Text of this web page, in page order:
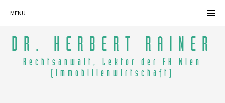
MENU
DR. HERBERT RAINER
Rechtsanwalt, Lektor der FH Wien
(Immobilienwirtschaft)